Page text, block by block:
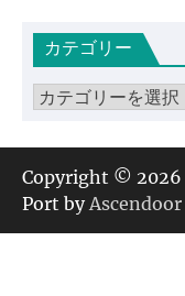
イカテゴリー
カ
ゴ
リ
ー
Copyright © 2026
Port by Ascendoor